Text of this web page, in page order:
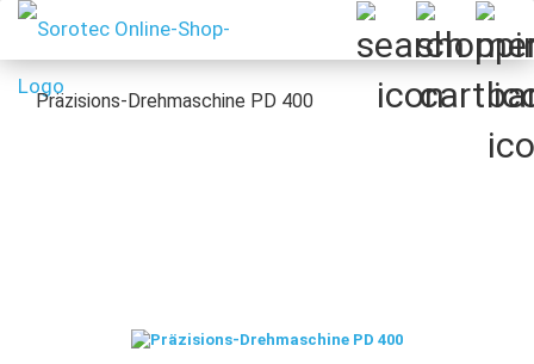
Präzisions-Drehmaschine PD 400